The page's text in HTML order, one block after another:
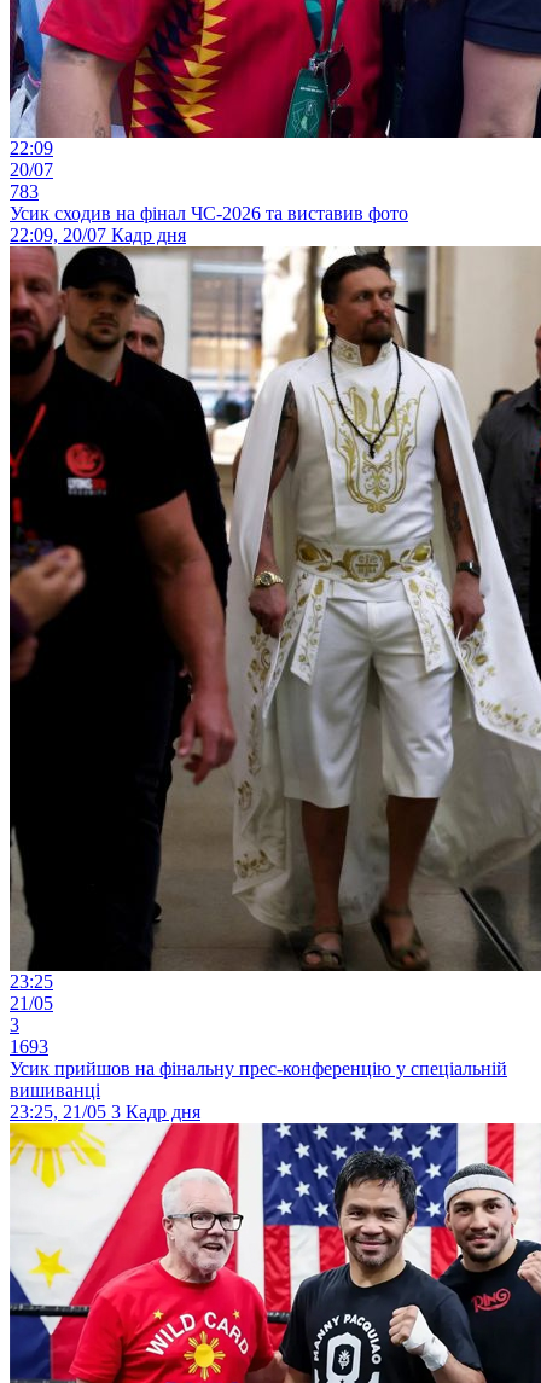
22:09
20/07
783
Усик сходив на фінал ЧС-2026 та виставив фото
22:09, 20/07 Кадр дня
23:25
21/05
3
1693
Усик прийшов на фінальну прес-конференцію у спеціальній
вишиванці
23:25, 21/05 3 Кадр дня